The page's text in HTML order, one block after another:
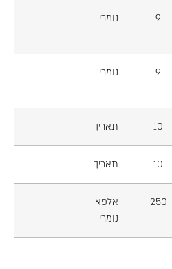
9 נומרי
9 נומרי
10 תאריך
10 תאריך
250
אלפא
נומרי